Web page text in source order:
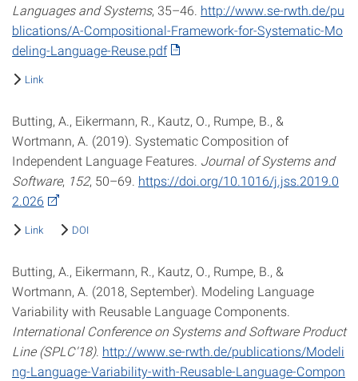
Languages and Systems, 35–46. http://www.se-rwth.de/pu
blications/A-Compositional-Framework-for-Systematic-Mo
deling-Language-Reuse.pdf
Link
Butting, A., Eikermann, R., Kautz, O., Rumpe, B., &
Wortmann, A. (2019). Systematic Composition of
Independent Language Features. Journal of Systems and
Software, 152, 50–69. https://doi.org/10.1016/j.jss.2019.0
2.026
Link DOI
Butting, A., Eikermann, R., Kautz, O., Rumpe, B., &
Wortmann, A. (2018, September). Modeling Language
Variability with Reusable Language Components.
International Conference on Systems and Software Product
Line (SPLC′18). http://www.se-rwth.de/publications/Modeli
ng-Language-Variability-with-Reusable-Language-Compon